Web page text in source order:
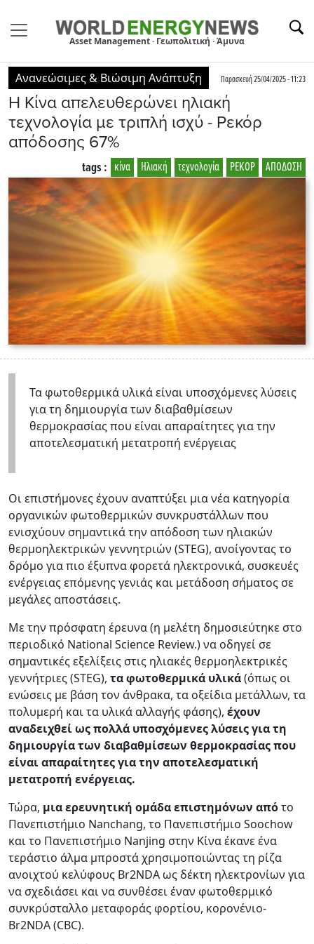
Asset Management · Γεωπολιτική · Άμυνα
Ανανεώσιμες & Βιώσιμη Ανάπτυξη Παρασκευή 25/04/2025 - 11:23
Η Κίνα απελευθερώνει ηλιακή
τεχνολογία με τριπλή ισχύ - Ρεκόρ
απόδοσης 67%
ΑΠΟΔΟΣΗ
ΡΕΚΟΡ
τεχνολογία
Ηλιακή
κίνα
tags :
Τα φωτοθερμικά υλικά είναι υποσχόμενες λύσεις
για τη δημιουργία των διαβαθμίσεων
θερμοκρασίας που είναι απαραίτητες για την
αποτελεσματική μετατροπή ενέργειας
Οι επιστήμονες έχουν αναπτύξει μια νέα κατηγορία
οργανικών φωτοθερμικών συνκρυστάλλων που
ενισχύουν σημαντικά την απόδοση των ηλιακών
θερμοηλεκτρικών γεννητριών (STEG), ανοίγοντας το
δρόμο για πιο έξυπνα φορετά ηλεκτρονικά, συσκευές
ενέργειας επόμενης γενιάς και μετάδοση σήματος σε
μεγάλες αποστάσεις.
Με την πρόσφατη έρευνα (η μελέτη δημοσιεύτηκε στο
περιοδικό National Science Review.) να οδηγεί σε
σημαντικές εξελίξεις στις ηλιακές θερμοηλεκτρικές
γεννήτριες (STEG), τα φωτοθερμικά υλικά(όπως οι
ενώσεις με βάση τον άνθρακα, τα οξείδια μετάλλων, τα
πολυμερή και τα υλικά αλλαγής φάσης), έχουν
αναδειχθεί ως πολλά υποσχόμενες λύσεις για τη
δημιουργία των διαβαθμίσεων θερμοκρασίας που
είναι απαραίτητες για την αποτελεσματική
μετατροπή ενέργειας.
Τώρα, μια ερευνητική ομάδα επιστημόνων απότο
Πανεπιστήμιο Nanchang, το Πανεπιστήμιο Soochow
και το Πανεπιστήμιο Nanjing στην Κίνα έκανε ένα
τεράστιο άλμα μπροστά χρησιμοποιώντας τη ρίζα
ανοιχτού κελύφους Br2NDA ως δέκτη ηλεκτρονίων για
να σχεδιάσει και να συνθέσει έναν φωτοθερμικό
συνκρύσταλλο μεταφοράς φορτίου, κορονένιο-
Br2NDA (CBC).